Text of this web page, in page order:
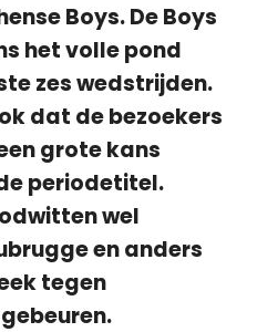
Boys. De Boys
het volle pond
zes wedstrijden.
dat de bezoekers
grote kans
periodetitel.
wel
en anders
tegen